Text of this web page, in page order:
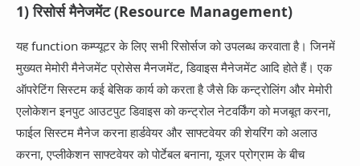
1) रिसोर्स मैनेजमेंट (Resource Management)
यह function कम्प्यूटर के लिए सभी रिसोर्सज को उपलब्ध करवाता है। जिनमें
मुख्यत मेमोरी मैनेजमेंट प्रोसेस मैनजमेंट, डिवाइस मैनेजमेंट आदि होते हैं। एक
ऑपरेटिंग सिस्टम कई बेसिक कार्य को करता है जैसे कि कन्ट्रोलिंग और मेमोरी
एलोकेशन इनपुट आउटपुट डिवाइस को कन्ट्रोल नेटवर्किंग को मजबूत करना,
फाईल सिस्टम मैनेज करना हार्डवेयर और साफ्टवेयर की शेयरिंग को अलाउ
करना, एप्लीकेशन साफ्टवेयर को पोर्टेबल बनाना, यूजर प्रोग्राम के बीच